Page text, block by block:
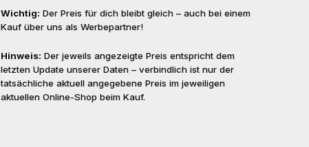
Wichtig: Der Preis für dich bleibt gleich – auch bei einem
Kauf über uns als Werbepartner!
Hinweis: Der jeweils angezeigte Preis entspricht dem
letzten Update unserer Daten – verbindlich ist nur der
tatsächliche aktuell angegebene Preis im jeweiligen
aktuellen Online-Shop beim Kauf.